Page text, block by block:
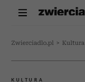
Zwierciadlo.pl > Kultura
KULTURA